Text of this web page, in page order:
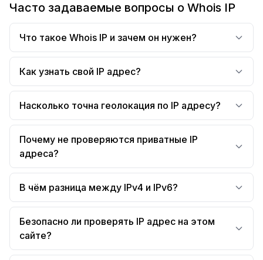
Часто задаваемые вопросы о Whois IP
Что такое Whois IP и зачем он нужен?
Как узнать свой IP адрес?
Насколько точна геолокация по IP адресу?
Почему не проверяются приватные IP
адреса?
В чём разница между IPv4 и IPv6?
Безопасно ли проверять IP адрес на этом
сайте?